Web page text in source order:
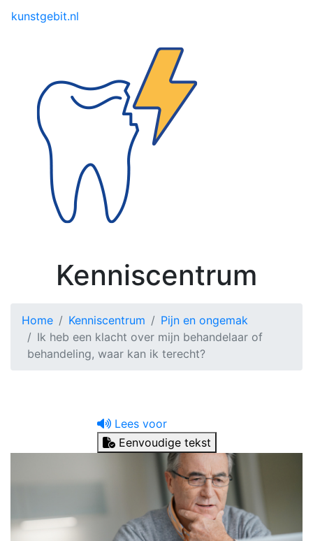
kunstgebit.nl
Kenniscentrum
Home Kenniscentrum
Pijn en ongemak
Ik heb een klacht over mijn behandelaar of
behandeling, waar kan ik terecht?
Lees voor
Eenvoudige tekst